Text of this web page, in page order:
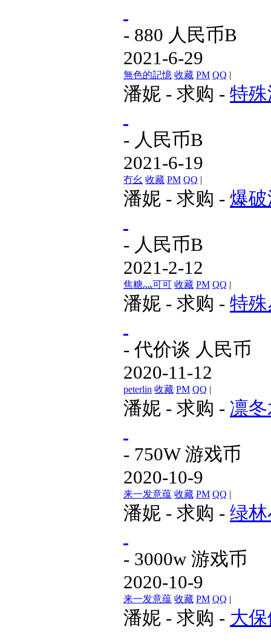
- 880 人民币B
2021-6-29
無色的記憶 收藏 PM QQ |
潘妮 - 求购 - 特
- 人民币B
2021-6-19
冇幺 收藏 PM QQ |
潘妮 - 求购 - 爆
- 人民币B
2021-2-12
焦糖灬可可 收藏 PM QQ |
潘妮 - 求购 - 特
- 代价谈 人民币
2020-11-12
peterlin 收藏 PM QQ |
潘妮 - 求购 - 凛
- 750W 游戏币
2020-10-9
来一发意蕴 收藏 PM QQ |
潘妮 - 求购 - 绿
- 3000w 游戏币
2020-10-9
来一发意蕴 收藏 PM QQ |
潘妮 - 求购 - 大